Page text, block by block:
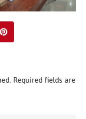
Required fields are